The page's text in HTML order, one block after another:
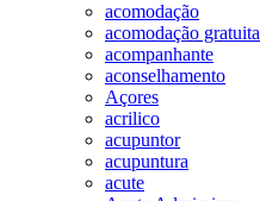
acomodação
acomodação gratuita
acompanhante
aconselhamento
Açores
acrilico
acupuntor
acupuntura
acute